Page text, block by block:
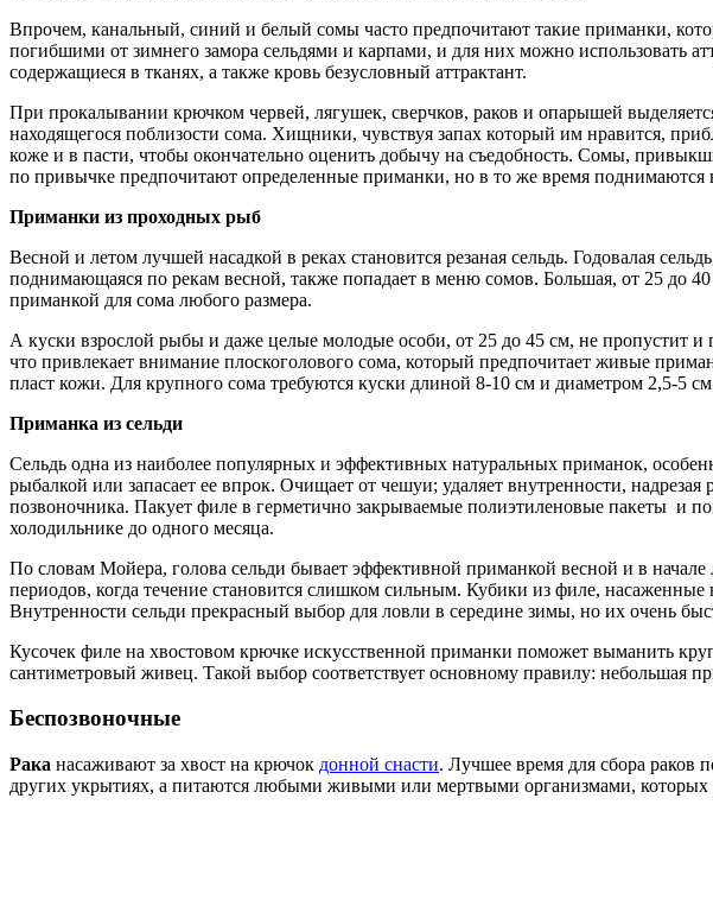
Впрочем, канальный, синий и белый сомы часто предпочитают такие приманки,
погибшими от зимнего замора сельдями и карпами, и для них можно использовать
содержащиеся в тканях, а также кровь безусловный аттрактант.
При прокалывании крючком червей, лягушек, сверчков, раков и опарышей
находящегося поблизости сома. Хищники, чувствуя запах который им нравится,
коже и в пасти, чтобы окончательно оценить добычу на съедобность. Сомы,
по привычке предпочитают определенные приманки, но в то же время
Приманки из проходных рыб
Весной и летом лучшей насадкой в реках становится резаная сельдь. Годовалая
поднимающаяся по рекам весной, также попадает в меню сомов. Большая, от 25 до
приманкой для сома любого размера.
А куски взрослой рыбы и даже целые молодые особи, от 25 до 45 см, не пропустит
что привлекает внимание плоскоголового сома, который предпочитает живые
пласт кожи. Для крупного сома требуются куски длиной 8-10 см и диаметром 2,5-5
Приманка из сельди
Сельдь одна из наиболее популярных и эффективных натуральных приманок,
рыбалкой или запасает ее впрок. Очищает от чешуи; удаляет внутренности,
позвоночника. Пакует филе в герметично закрываемые полиэтиленовые пакеты и
холодильнике до одного месяца.
По словам Мойера, голова сельди бывает эффективной приманкой весной и в
периодов, когда течение становится слишком сильным. Кубики из филе,
Внутренности сельди прекрасный выбор для ловли в середине зимы, но их очень
Кусочек филе на хвостовом крючке искусственной приманки поможет выманить
сантиметровый живец. Такой выбор соответствует основному правилу: небольшая
Беспозвоночные
Рака насаживают за хвост на крючок донной снасти. Лучшее время для сбора раков
других укрытиях, а питаются любыми живыми или мертвыми организмами, которых